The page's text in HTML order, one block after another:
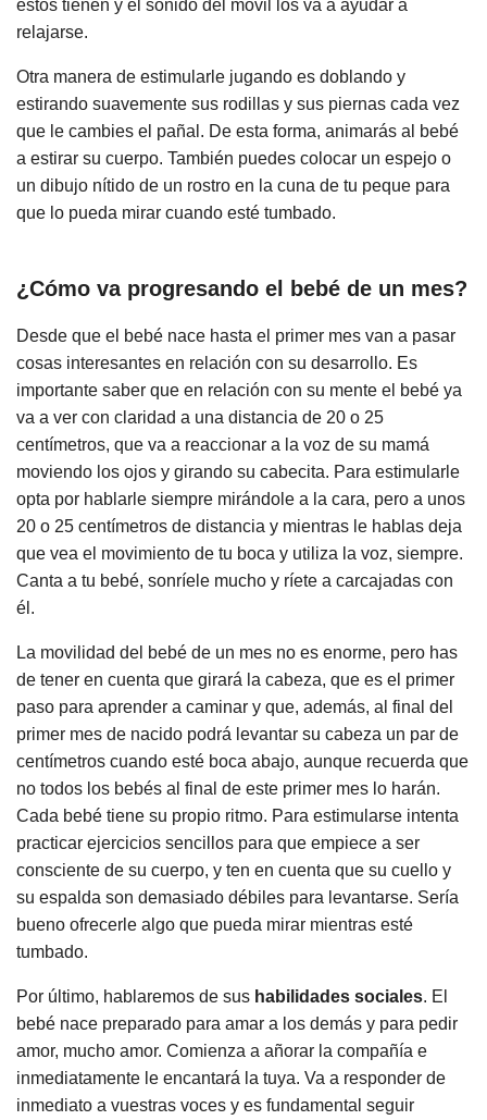
estos tienen y el sonido del móvil los va a ayudar a
relajarse.
Otra manera de estimularle jugando es doblando y
estirando suavemente sus rodillas y sus piernas cada vez
que le cambies el pañal. De esta forma, animarás al bebé
a estirar su cuerpo. También puedes colocar un espejo o
un dibujo nítido de un rostro en la cuna de tu peque para
que lo pueda mirar cuando esté tumbado.
¿Cómo va progresando el bebé de un mes?
Desde que el bebé nace hasta el primer mes van a pasar
cosas interesantes en relación con su desarrollo. Es
importante saber que en relación con su mente el bebé ya
va a ver con claridad a una distancia de 20 o 25
centímetros, que va a reaccionar a la voz de su mamá
moviendo los ojos y girando su cabecita. Para estimularle
opta por hablarle siempre mirándole a la cara, pero a unos
20 o 25 centímetros de distancia y mientras le hablas deja
que vea el movimiento de tu boca y utiliza la voz, siempre.
Canta a tu bebé, sonríele mucho y ríete a carcajadas con
él.
La movilidad del bebé de un mes no es enorme, pero has
de tener en cuenta que girará la cabeza, que es el primer
paso para aprender a caminar y que, además, al final del
primer mes de nacido podrá levantar su cabeza un par de
centímetros cuando esté boca abajo, aunque recuerda que
no todos los bebés al final de este primer mes lo harán.
Cada bebé tiene su propio ritmo. Para estimularse intenta
practicar ejercicios sencillos para que empiece a ser
consciente de su cuerpo, y ten en cuenta que su cuello y
su espalda son demasiado débiles para levantarse. Sería
bueno ofrecerle algo que pueda mirar mientras esté
tumbado.
Por último, hablaremos de sus habilidades sociales. El
bebé nace preparado para amar a los demás y para pedir
amor, mucho amor. Comienza a añorar la compañía e
inmediatamente le encantará la tuya. Va a responder de
inmediato a vuestras voces y es fundamental seguir